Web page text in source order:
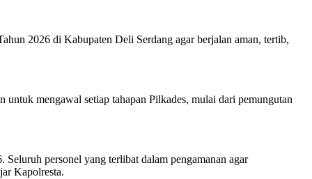
2026 di Kabupaten Deli Serdang agar berjalan aman, tertib,
mengawal setiap tahapan Pilkades, mulai dari pemungutan
personel yang terlibat dalam pengamanan agar
Kapolresta.